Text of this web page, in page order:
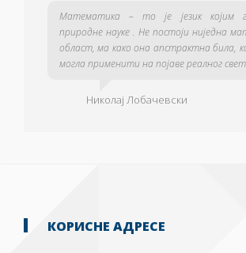
Математика – то је језик којим
природне науке . Не постоји ниједна
област, ма како она апстрактна била,
могла применити на појаве реалног
Николај Лобачевски
КОРИСНЕ АДРЕСЕ